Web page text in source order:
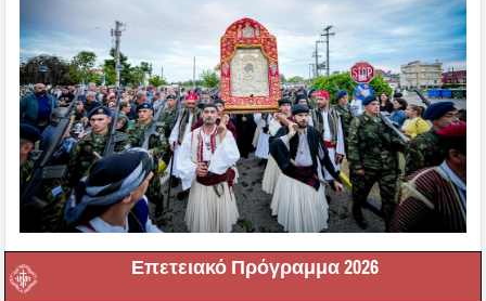
Επετειακό Πρόγραμμα 2026